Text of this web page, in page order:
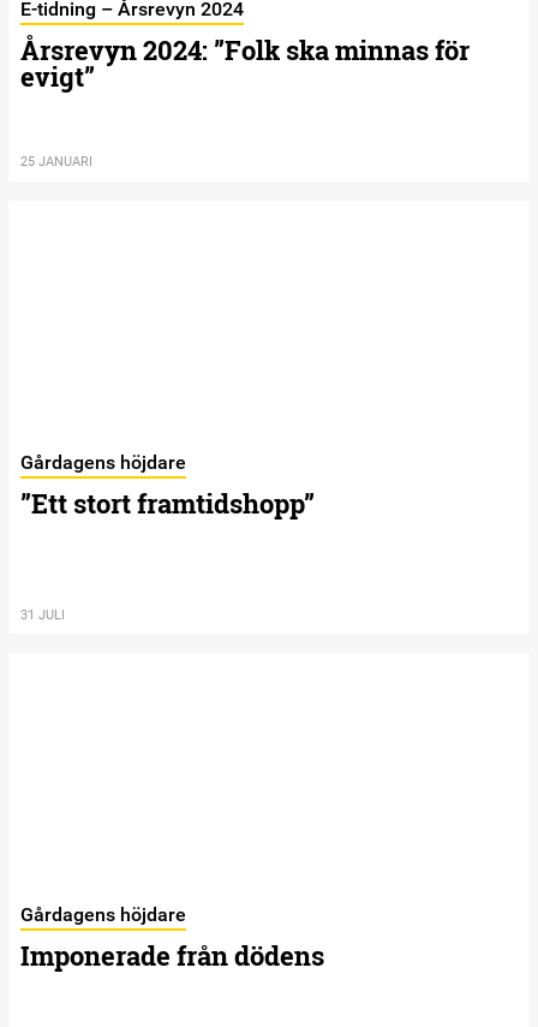
E-tidning – Årsrevyn 2024
Årsrevyn 2024: ”Folk ska minnas för
evigt”
25 JANUARI
Gårdagens höjdare
”Ett stort framtidshopp”
31 JULI
Gårdagens höjdare
Imponerade från dödens